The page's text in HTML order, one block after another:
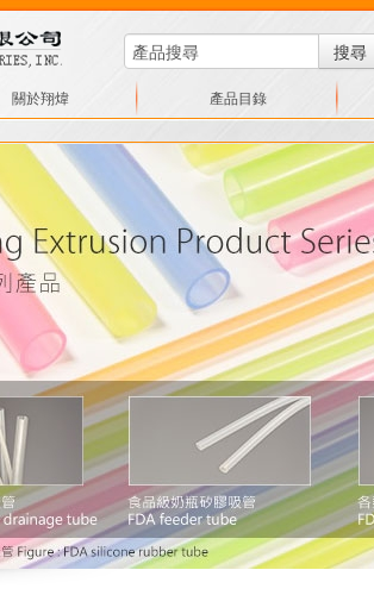
搜尋
關於翔煒 產品目錄